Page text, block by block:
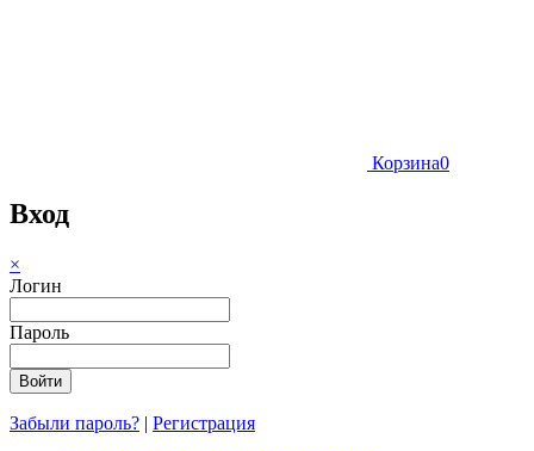
Корзина0
Вход
×
Логин
Пароль
Забыли пароль? | Регистрация